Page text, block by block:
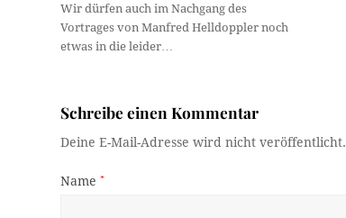
Wir dürfen auch im Nachgang des
Vortrages von Manfred Helldoppler noch
etwas in die leider…
Schreibe einen Kommentar
Deine E-Mail-Adresse wird nicht veröffentlicht.
Name*